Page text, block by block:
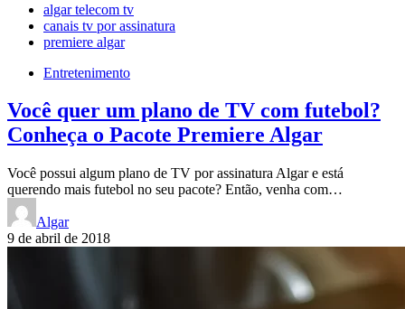
algar telecom tv
canais tv por assinatura
premiere algar
Entretenimento
Você quer um plano de TV com futebol?
Conheça o Pacote Premiere Algar
Você possui algum plano de TV por assinatura Algar e está
querendo mais futebol no seu pacote? Então, venha com…
Algar
9 de abril de 2018